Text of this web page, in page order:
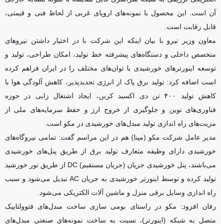
آن است. این محصول با نمونه‌های اروپای غربی از لحاظ فنی و قیمتی،
قابل رقابت است.
معاون وزیر نیرو با بیان اینکه این شرکت با در اختیار داشتن نیرو‌های
متخصص داخلی و دستگاه‌های پیشرفته خط تولید، امکان طراحی، تولید و
توسعه اینورتر‌های خورشیدی با توان‌های مختلف را در ایران فراهم کرده
است اضافه کرد: تولید برق پاک از انرژی تجدیدپذیر، کاهش آلودگی هوا با
کاهش تولید ۴۰۰ تن دی اکسید کربن، ایجاد اشتغال زایی در حوزه
فناوری‌های نوین و جلوگیری از خروج ارز و حفظ سرمایه‌های ملی از
مزیت‌های راه اندازی تولید مبدل‌های خورشیدی در مکو است.
مدیر عامل شرکت مکو (مپنا) هم در این مراسم گفت: تمامی نیروگاه‌های
خورشیدی دارای وظیفه متعارف تولید برق از طریق پنل‌های خورشیدی
می‌باشند، پنل خورشیدی جریان (جریان مستقیم) DC از طریق نور خورشید
تولید کرده و توسط اینورتر خورشیدی به جریان AC تبدیل می‌شود و سبب
راه اندازی وسایل برقی منزل و ماشین آلات الکتریکی می‌شود.
رفان افزود: مکو در راستای بومی سازی ساخت مبدل‌های فتوولتاییک
متصل به شبکه (اینورتر)، نسبت به ساخت نمونه‌های صنعتی مبدل‌های